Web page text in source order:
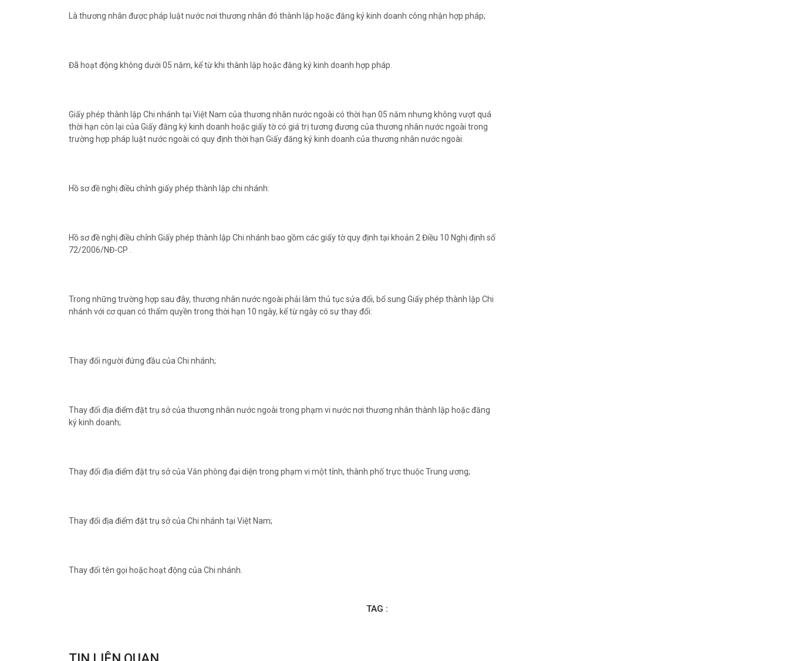
Là thương nhân được pháp luật nước nơi thương nhân đó thành lập hoặc đăng ký kinh doanh công nhận hợp pháp;
Đã hoạt động không dưới 05 năm, kể từ khi thành lập hoặc đăng ký kinh doanh hợp pháp.
Giấy phép thành lập Chi nhánh tại Việt Nam của thương nhân nước ngoài có thời hạn 05 năm nhưng không vượt quá
thời hạn còn lại của Giấy đăng ký kinh doanh hoặc giấy tờ có giá trị tương đương của thương nhân nước ngoài trong
trường hợp pháp luật nước ngoài có quy định thời hạn Giấy đăng ký kinh doanh của thương nhân nước ngoài.
Hồ sơ đề nghị điều chỉnh giấy phép thành lập chi nhánh:
Hồ sơ đề nghị điều chỉnh Giấy phép thành lập Chi nhánh bao gồm các giấy tờ quy định tại khoản 2 Điều 10 Nghị định số
72/2006/NĐ-CP .
Trong những trường hợp sau đây, thương nhân nước ngoài phải làm thủ tục sửa đổi, bổ sung Giấy phép thành lập Chi
nhánh với cơ quan có thẩm quyền trong thời hạn 10 ngày, kể từ ngày có sự thay đổi:
Thay đổi người đứng đầu của Chi nhánh;
Thay đổi địa điểm đặt trụ sở của thương nhân nước ngoài trong phạm vi nước nơi thương nhân thành lập hoặc đăng
ký kinh doanh;
Thay đổi địa điểm đặt trụ sở của Văn phòng đại diện trong phạm vi một tỉnh, thành phố trực thuộc Trung ương;
Thay đổi địa điểm đặt trụ sở của Chi nhánh tại Việt Nam;
Thay đổi tên gọi hoặc hoạt động của Chi nhánh.
TAG :